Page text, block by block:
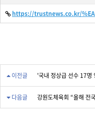
https://trustnews.co.kr/
이전글 '국내 정상급 선수 17명
다음글 강원도체육회 “올해 전